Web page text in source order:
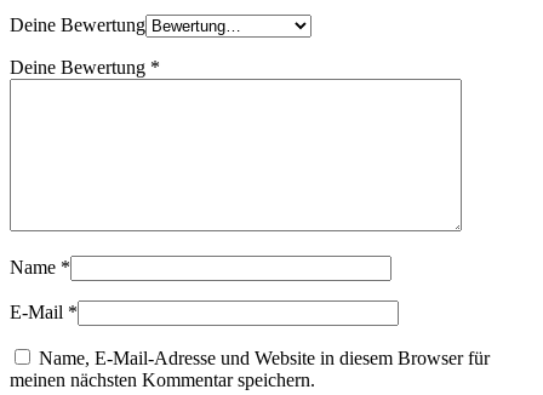
Deine Bewertung
Deine Bewertung *
Name *
E-Mail *
Name, E-Mail-Adresse und Website in diesem Browser für
meinen nächsten Kommentar speichern.